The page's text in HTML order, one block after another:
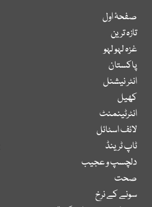
صفحۂ اول
تازہ ترین
غزہ لہو لہو
پاکستان
انٹر نیشنل
کھیل
انٹرٹینمنٹ
لائف اسٹائل
ٹاپ ٹرینڈ
دلچسپ و عجیب
صحت
سونے کے نرخ